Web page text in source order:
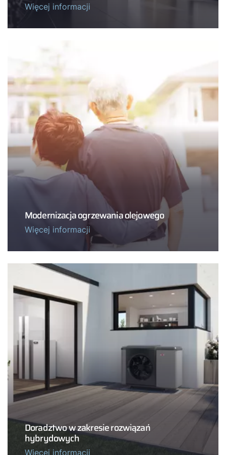
Więcej informacji
Modernizacja ogrzewania olejowego
Więcej informacji
Doradztwo w zakresie rozwiązań
hybrydowych
Więcej informacji